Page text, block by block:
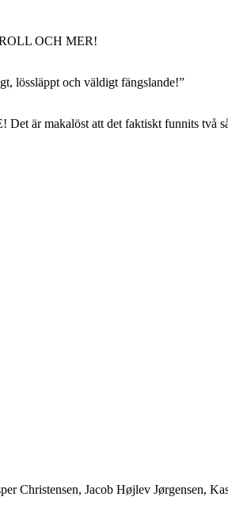
OCH MER!
lössläppt och väldigt fängslande!”
är makalöst att det faktiskt funnits två
Christensen, Jacob Højlev Jørgensen,